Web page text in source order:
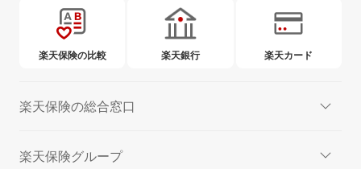
楽天保険の比較 楽天銀行 楽天カード
楽天保険の総合窓口
楽天保険グループ